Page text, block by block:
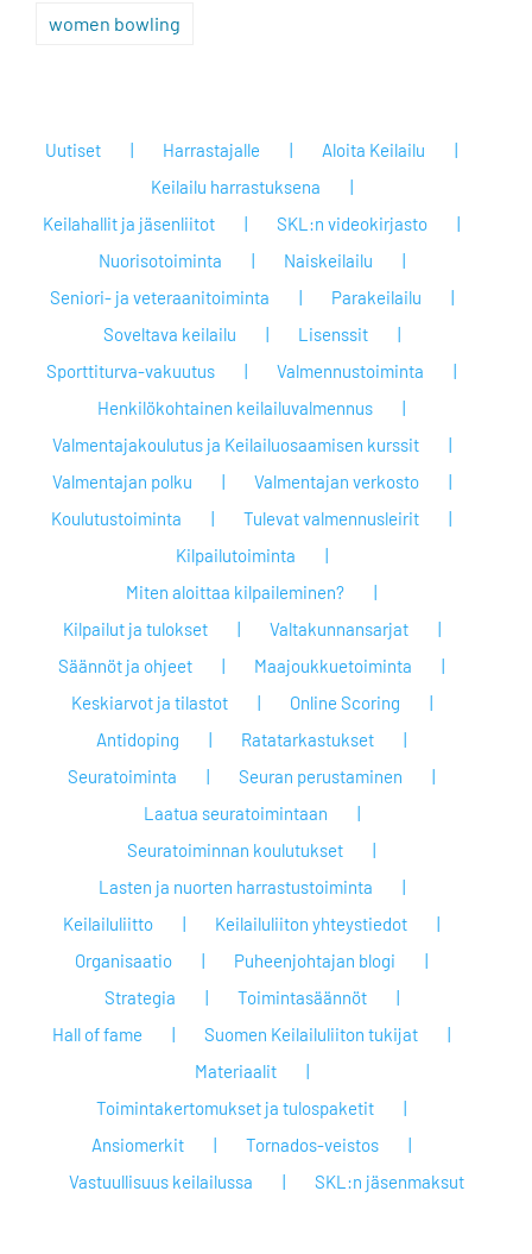
women bowling
Uutiset Harrastajalle
Aloita Keilailu
Keilailu harrastuksena
Keilahallit ja jäsenliitot
SKL:n videokirjasto
Nuorisotoiminta
Naiskeilailu
Seniori- ja veteraanitoiminta
Parakeilailu
Soveltava keilailu
Lisenssit
Sporttiturva-vakuutus
Valmennustoiminta
Henkilökohtainen keilailuvalmennus
Valmentajakoulutus ja Keilailuosaamisen kurssit
Valmentajan polku
Valmentajan verkosto
Koulutustoiminta
Tulevat valmennusleirit
Kilpailutoiminta
Miten aloittaa kilpaileminen?
Kilpailut ja tulokset
Valtakunnansarjat
Säännöt ja ohjeet
Maajoukkuetoiminta
Keskiarvot ja tilastot
Online Scoring
Antidoping
Ratatarkastukset
Seuratoiminta
Seuran perustaminen
Laatua seuratoimintaan
Seuratoiminnan koulutukset
Lasten ja nuorten harrastustoiminta
Keilailuliitto
Keilailuliiton yhteystiedot
Organisaatio
Puheenjohtajan blogi
Strategia
Toimintasäännöt
Hall of fame
Suomen Keilailuliiton tukijat
Materiaalit
Toimintakertomukset ja tulospaketit
Ansiomerkit
Tornados-veistos
Vastuullisuus keilailussa
SKL:n jäsenmaksut